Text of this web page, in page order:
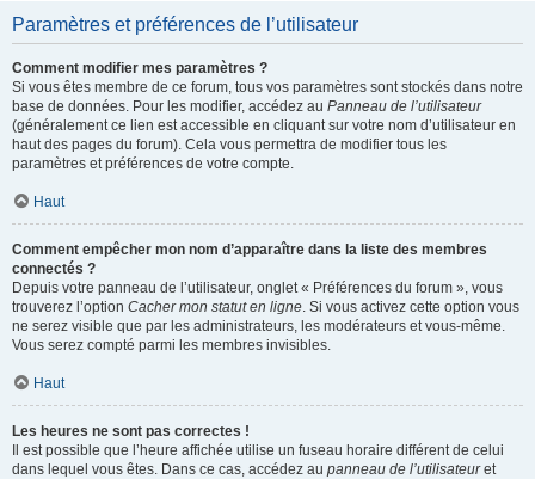
Paramètres et préférences de l’utilisateur
Comment modifier mes paramètres ?
Si vous êtes membre de ce forum, tous vos paramètres sont stockés dans notre
base de données. Pour les modifier, accédez au Panneau de l’utilisateur
(généralement ce lien est accessible en cliquant sur votre nom d’utilisateur en
haut des pages du forum). Cela vous permettra de modifier tous les
paramètres et préférences de votre compte.
Haut
Comment empêcher mon nom d’apparaître dans la liste des membres
connectés ?
Depuis votre panneau de l’utilisateur, onglet « Préférences du forum », vous
trouverez l’option Cacher mon statut en ligne. Si vous activez cette option vous
ne serez visible que par les administrateurs, les modérateurs et vous-même.
Vous serez compté parmi les membres invisibles.
Haut
Les heures ne sont pas correctes !
Il est possible que l’heure affichée utilise un fuseau horaire différent de celui
dans lequel vous êtes. Dans ce cas, accédez au panneau de l’utilisateuret